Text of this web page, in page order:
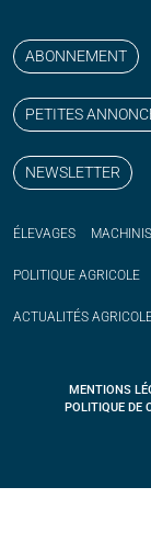
ABONNEMENT
PETITES
NEWSLETTER
ÉLEVAGES
POLITIQUE AGRICOLE
ACTUALITÉS
MENTIONS
POLITIQUE DE